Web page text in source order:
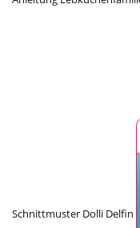
Schnittmuster Dolli Delfin